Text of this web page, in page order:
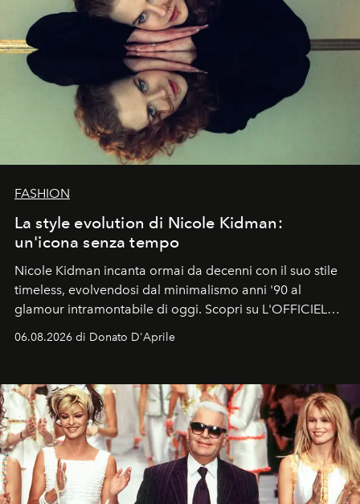
FASHION
La style evolution di Nicole Kidman:
un'icona senza tempo
Nicole Kidman incanta ormai da decenni con il suo stile
timeless, evolvendosi dal minimalismo anni '90 al
glamour intramontabile di oggi. Scopri su L'OFFICIEL
Italia la sua style evolution.
06.08.2026 di Donato D'Aprile